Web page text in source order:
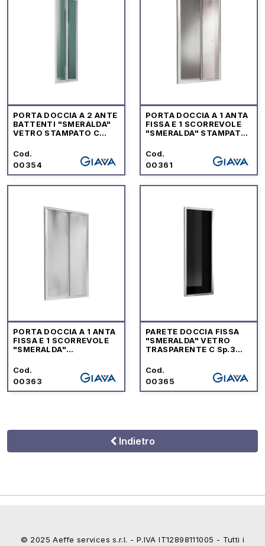
Indietro
PORTA DOCCIA A 2 ANTE
BATTENTI "SMERALDA"
VETRO STAMPATO C
CROMO
Cod.
00354
PORTA DOCCIA A 1 ANTA
FISSA E 1 SCORREVOLE
"SMERALDA" STAMPATO
Cod.
00361
PORTA DOCCIA A 1 ANTA
FISSA E 1 SCORREVOLE
"SMERALDA"
P.CROMO
Cod.
00363
PARETE DOCCIA FISSA
"SMERALDA" VETRO
TRASPARENTE C Sp.3
Cod.
00365
© 2025 Aeffe services s.r.l. - P.IVA IT12898111005 - Tutti i